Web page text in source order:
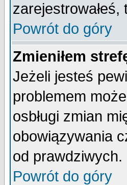
Powrót do góry
Zmieniłem
Jeżeli jesteś
problemem
osbługi zmian
obowiązywania
od prawdziwych.
Powrót do góry